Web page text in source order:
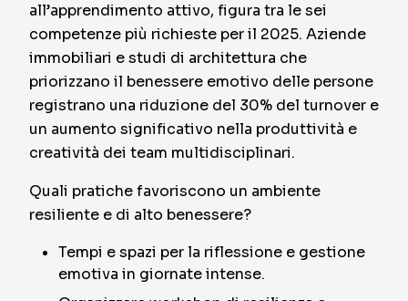
all’apprendimento attivo, figura tra le sei
competenze più richieste per il 2025. Aziende
immobiliari e studi di architettura che
priorizzano il benessere emotivo delle persone
registrano una riduzione del 30% del turnover e
un aumento significativo nella produttività e
creatività dei team multidisciplinari.
Quali pratiche favoriscono un ambiente
resiliente e di alto benessere?
Tempi e spazi per la riflessione e gestione
emotiva in giornate intense.